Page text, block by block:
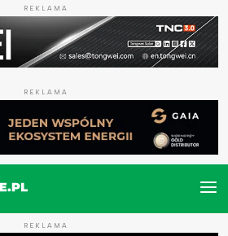
REKLAMA
REKLAMA
REKLAMA